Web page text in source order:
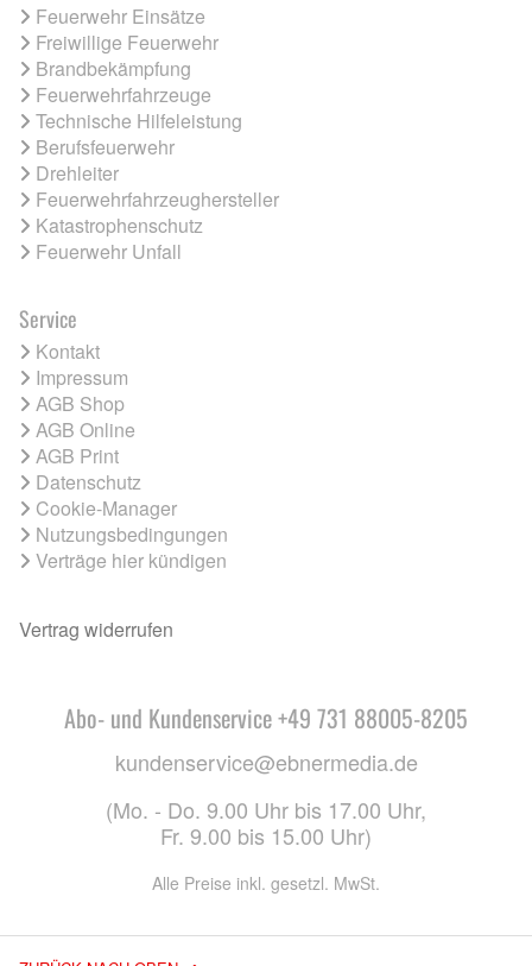
Feuerwehr Einsätze
Freiwillige Feuerwehr
Brandbekämpfung
Feuerwehrfahrzeuge
Technische Hilfeleistung
Berufsfeuerwehr
Drehleiter
Feuerwehrfahrzeughersteller
Katastrophenschutz
Feuerwehr Unfall
Service
Kontakt
Impressum
AGB Shop
AGB Online
AGB Print
Datenschutz
Cookie-Manager
Nutzungsbedingungen
Verträge hier kündigen
Vertrag widerrufen
Abo- und Kundenservice +49 731 88005-8205
kundenservice@ebnermedia.de
(Mo. - Do. 9.00 Uhr bis 17.00 Uhr,
Fr. 9.00 bis 15.00 Uhr)
Alle Preise inkl. gesetzl. MwSt.